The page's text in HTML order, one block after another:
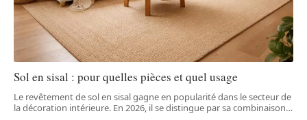
Sol en sisal : pour quelles pièces et quel usage
Le revêtement de sol en sisal gagne en popularité dans le secteur de
la décoration intérieure. En 2026, il se distingue par sa combinaison…